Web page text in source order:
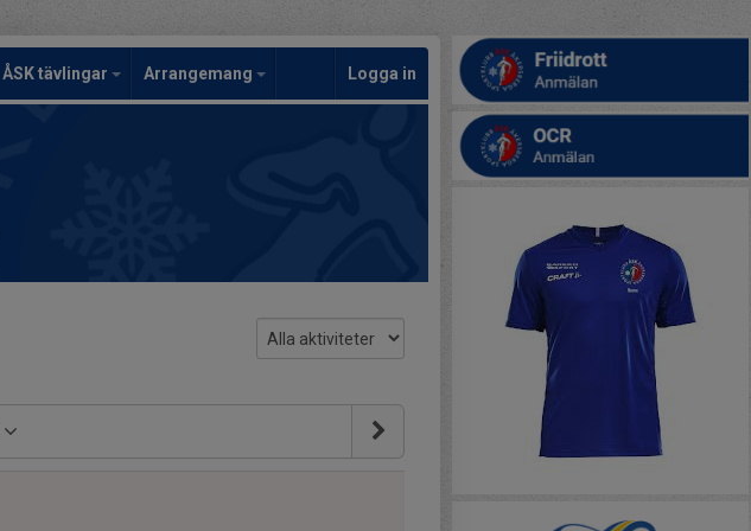
ÅSK tävlingar Arrangemang Logga in